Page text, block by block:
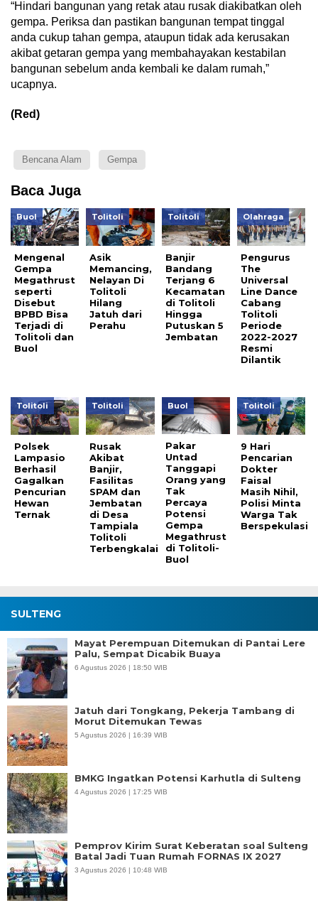
“Hindari bangunan yang retak atau rusak diakibatkan oleh
gempa. Periksa dan pastikan bangunan tempat tinggal
anda cukup tahan gempa, ataupun tidak ada kerusakan
akibat getaran gempa yang membahayakan kestabilan
bangunan sebelum anda kembali ke dalam rumah,”
ucapnya.
(Red)
Bencana Alam Gempa
Baca Juga
Buol
Mengenal
Gempa
Megathrust
seperti
Disebut
BPBD Bisa
Terjadi di
Tolitoli dan
Buol
Tolitoli
Asik
Memancing,
Nelayan Di
Tolitoli
Hilang
Jatuh dari
Perahu
Tolitoli
Banjir
Bandang
Terjang 6
Kecamatan
di Tolitoli
Hingga
Putuskan 5
Jembatan
Olahraga
Pengurus
The
Universal
Line Dance
Cabang
Tolitoli
Periode
2022-2027
Resmi
Dilantik
Tolitoli
Polsek
Lampasio
Berhasil
Gagalkan
Pencurian
Hewan
Ternak
Tolitoli
Rusak
Akibat
Banjir,
Fasilitas
SPAM dan
Jembatan
di Desa
Tampiala
Tolitoli
Terbengkalai
Buol
Pakar
Untad
Tanggapi
Orang yang
Tak
Percaya
Potensi
Gempa
Megathrust
di Tolitoli-
Buol
Tolitoli
9 Hari
Pencarian
Dokter
Faisal
Masih Nihil,
Polisi Minta
Warga Tak
Berspekulasi
SULTENG
Mayat Perempuan Ditemukan di Pantai Lere
Palu, Sempat Dicabik Buaya
6 Agustus 2026 | 18:50 WIB
Jatuh dari Tongkang, Pekerja Tambang di
Morut Ditemukan Tewas
5 Agustus 2026 | 16:39 WIB
BMKG Ingatkan Potensi Karhutla di Sulteng
4 Agustus 2026 | 17:25 WIB
Pemprov Kirim Surat Keberatan soal Sulteng
Batal Jadi Tuan Rumah FORNAS IX 2027
3 Agustus 2026 | 10:48 WIB